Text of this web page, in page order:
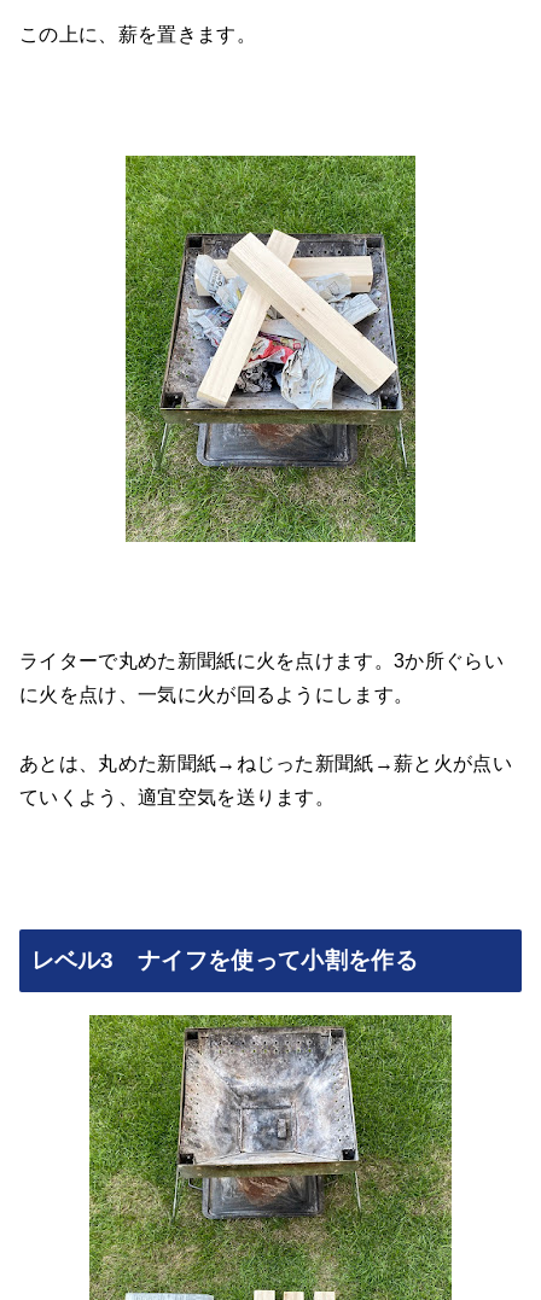
この上に、薪を置きます。
ライターで丸めた新聞紙に火を点けます。3か所ぐらい
に火を点け、一気に火が回るようにします。
あとは、丸めた新聞紙→ねじった新聞紙→薪と火が点い
ていくよう、適宜空気を送ります。
レベル3 ナイフを使って小割を作る